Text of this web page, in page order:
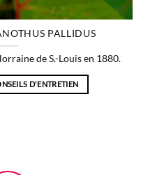
PALLIDUS
de S.-Louis en 1880.
D'ENTRETIEN